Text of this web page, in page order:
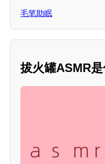
毛笔助眠
拔火罐ASMR